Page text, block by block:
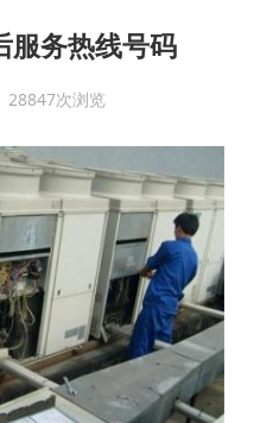
服务热线号码
次浏览